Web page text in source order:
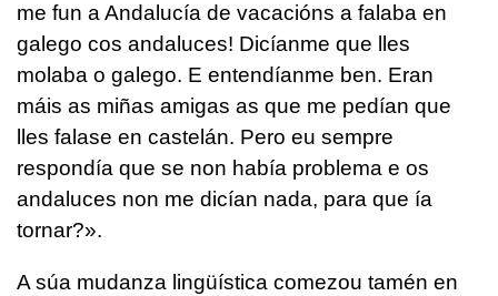
me fun a Andalucía de vacacións a falaba en
galego cos andaluces! Dicíanme que lles
molaba o galego. E entendíanme ben. Eran
máis as miñas amigas as que me pedían que
lles falase en castelán. Pero eu sempre
respondía que se non había problema e os
andaluces non me dicían nada, para que ía
tornar?».
A súa mudanza lingüística comezou tamén en